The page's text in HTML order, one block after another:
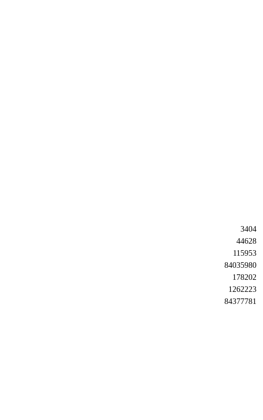
3404
44628
115953
84035980
178202
1262223
84377781